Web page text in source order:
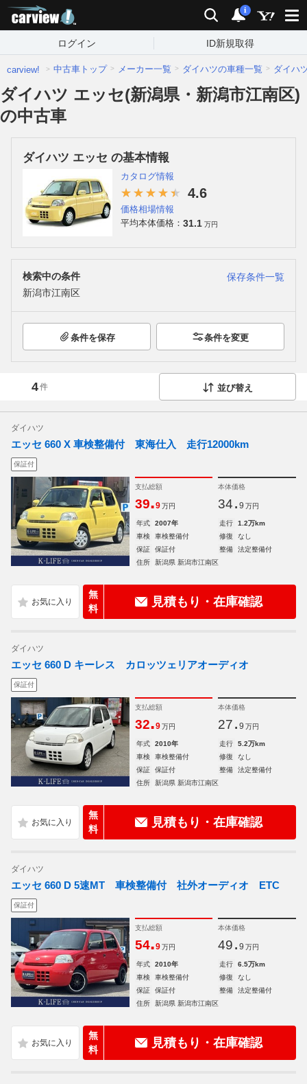
検索 通知
i
ログイン ID新規取得
carview! 中古車トップ メーカー一覧 ダイハツの車種一覧 ダイハ
ダイハツ エッセ(新潟県・新潟市江南区)
の中古車
ダイハツ エッセ の基本情報
カタログ情報
4.6
価格相場情報
平均本体価格： 31.1 万円
検索中の条件
保存条件一覧
新潟市江南区
条件を保存 条件を変更
4件 並び替え
ダイハツ
エッセ 660 X 車検整備付 東海仕入 走行12000km
保証付
支払総額
39.9 万円
本体価格
34. 9 万円
年式 2007年 走行
1.2万km
車検
車検整備付 修復
なし
保証
保証付 整備
法定整備付
住所
新潟県 新潟市江南区
無
料
見積もり・在庫確認
ダイハツ
エッセ 660 D キーレス カロッツェリアオーディオ
保証付
支払総額
32.9 万円
本体価格
27. 9 万円
年式 2010年 走行
5.2万km
車検
車検整備付 修復
なし
保証
保証付 整備
法定整備付
住所
新潟県 新潟市江南区
無
料
見積もり・在庫確認
ダイハツ
エッセ 660 D 5速MT 車検整備付 社外オーディオ ETC
保証付
支払総額
54.9 万円
本体価格
49. 9 万円
年式 2010年 走行
6.5万km
車検
車検整備付 修復
なし
保証
保証付 整備
法定整備付
住所
新潟県 新潟市江南区
無
料
見積もり・在庫確認